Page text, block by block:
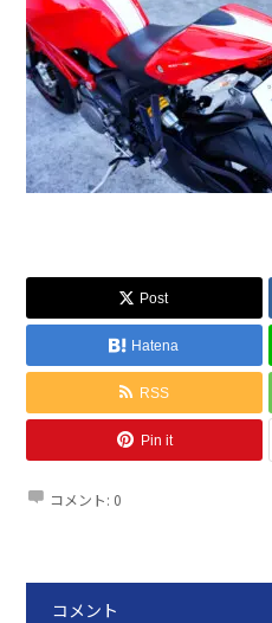
Post
Hatena
RSS
Pin it
コメント: 0
コメント